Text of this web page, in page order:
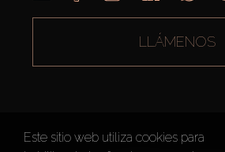
LLÁMENOS
Este sitio web utiliza cookies para